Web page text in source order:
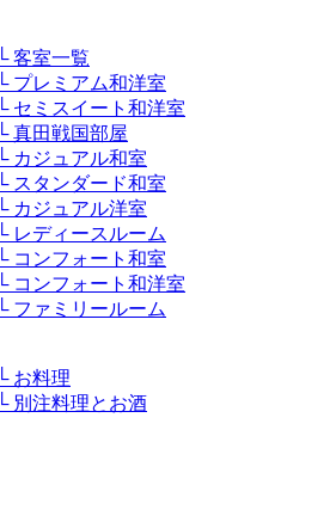
└ 客室一覧
└ プレミアム和洋室
└ セミスイート和洋室
└ 真田戦国部屋
└ カジュアル和室
└ スタンダード和室
└ カジュアル洋室
└ レディースルーム
└ コンフォート和室
└ コンフォート和洋室
└ ファミリールーム
└ お料理
└ 別注料理とお酒